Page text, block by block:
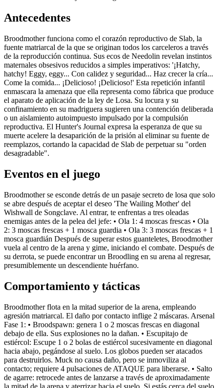
Antecedentes
Broodmother funciona como el corazón reproductivo de Slab, la
fuente matriarcal de la que se originan todos los carceleros a través
de la reproducción continua. Sus ecos de Needolin revelan instintos
maternales obsesivos reducidos a simples imperativos: '¡Hatchy,
hatchy! Eggy, eggy... Con calidez y seguridad... Haz crecer la cría...
Come la comida... ¡Delicioso! ¡Delicioso!' Esta repetición infantil
enmascara la amenaza que ella representa como fábrica que produce
el aparato de aplicación de la ley de Losa. Su locura y su
confinamiento en su madriguera sugieren una contención deliberada
o un aislamiento autoimpuesto impulsado por la compulsión
reproductiva. El Hunter's Journal expresa la esperanza de que su
muerte acelere la desaparición de la prisión al eliminar su fuente de
reemplazos, cortando la capacidad de Slab de perpetuar su "orden
desagradable".
Eventos en el juego
Broodmother se esconde detrás de un pasaje secreto de losa que solo
se abre después de aceptar el deseo 'The Wailing Mother' del
Wishwall de Songclave. Al entrar, te enfrentas a tres oleadas
enemigas antes de la pelea del jefe: • Ola 1: 4 moscas frescas • Ola
2: 3 moscas frescas + 1 mosca guardia • Ola 3: 3 moscas frescas + 1
mosca guardián Después de superar estos guanteletes, Broodmother
vuela al centro de la arena y gime, iniciando el combate. Después de
su derrota, se puede encontrar un Broodling en su arena al regresar,
presumiblemente un descendiente huérfano.
Comportamiento y tácticas
Broodmother flota en la mitad superior de la arena, empleando
agresión matriarcal. El daño por contacto inflige 2 máscaras. Arsenal
Fase 1: • Broodspawn: genera 1 o 2 moscas frescas en diagonal
debajo de ella. Sus explosiones no la dañan. • Escupitajo de
estiércol: Escupe 1 o 2 bolas de estiércol sucesivamente en diagonal
hacia abajo, pegándose al suelo. Los globos pueden ser atacados
para destruirlos. Muck no causa daño, pero se inmoviliza al
contacto; requiere 4 pulsaciones de ATAQUE para liberarse. • Salto
de agarre: retrocede antes de lanzarse a través de aproximadamente
la mitad de la arena y aterrizar hacia el suelo. Si estás cerca del suelo